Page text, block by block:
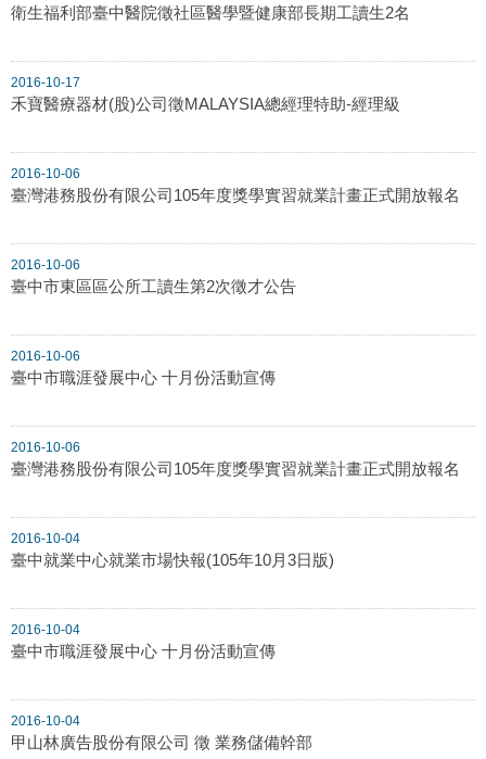
衛生福利部臺中醫院徵社區醫學暨健康部長期工讀生2名
2016-10-17
禾寶醫療器材(股)公司徵MALAYSIA總經理特助-經理級
2016-10-06
臺灣港務股份有限公司105年度獎學實習就業計畫正式開放報名
2016-10-06
臺中市東區區公所工讀生第2次徵才公告
2016-10-06
臺中市職涯發展中心 十月份活動宣傳
2016-10-06
臺灣港務股份有限公司105年度獎學實習就業計畫正式開放報名
2016-10-04
臺中就業中心就業市場快報(105年10月3日版)
2016-10-04
臺中市職涯發展中心 十月份活動宣傳
2016-10-04
甲山林廣告股份有限公司 徵 業務儲備幹部